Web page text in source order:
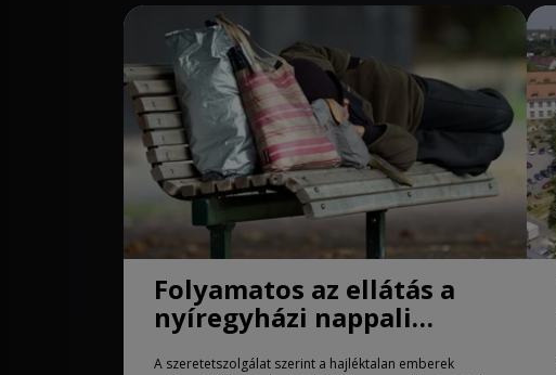
Folyamatos az ellátás a
nyíregyházi nappali
melegedőben
A szeretetszolgálat szerint a hajléktalan emberek